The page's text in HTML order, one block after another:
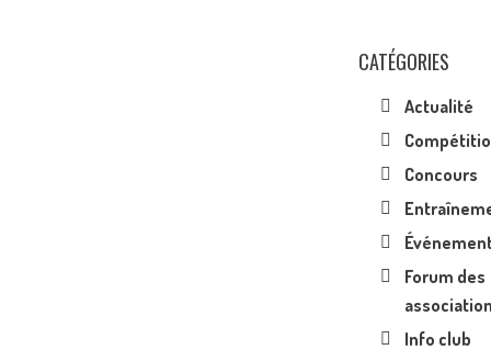
CATÉGORIES
Actualité
Concours
Forum des
Info club